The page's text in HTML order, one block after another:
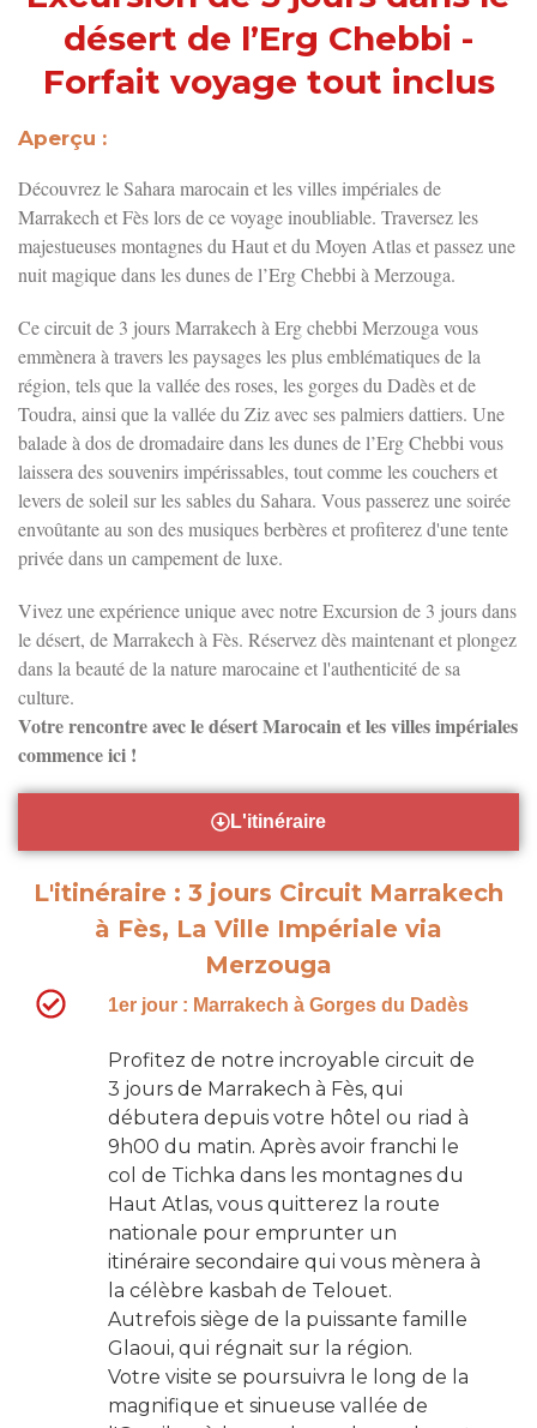
désert de l’Erg Chebbi -
Forfait voyage tout inclus
Aperçu :
Découvrezle Sahara marocain et les villes impériales de
Marrakech et Fèslors de ce voyage inoubliable. Traversez les
majestueuses montagnes du Haut et du Moyen Atlas et passez une
nuit magique dansles dunes de l’Erg Chebbi à Merzouga.
Cecircuit de 3 jours Marrakech à Erg chebbi Merzougavous
emmènera à travers les paysages les plus emblématiques de la
région, tels quela vallée des roses, les gorges du Dadès et de
Toudra, ainsi que la vallée du Ziz avec ses palmiers dattiers. Une
balade à dos de dromadaire dans les dunes de l’Erg Chebbivous
laissera des souvenirs impérissables, tout comme les couchers et
levers de soleil surles sables du Sahara. Vous passerez une soirée
envoûtante au son des musiques berbères et profiterez d'une tente
privée dans uncampement de luxe.
Vivez une expérience unique avec notreExcursion de 3 jours dans
le désert, de Marrakech à Fès. Réservez dès maintenant et plongez
dans la beauté de la nature marocaine et l'authenticité de sa
culture.
Votre rencontre avec le désert Marocain et les villes impériales
commence ici !
L'itinéraire
L'itinéraire : 3 jours Circuit Marrakech
à Fès, La Ville Impériale via
Merzouga
1er jour : Marrakech à Gorges du Dadès
Profitez de notre incroyable circuit de
3 jours de Marrakech à Fès, qui
débutera depuis votre hôtel ou riad à
9h00 du matin. Après avoir franchi le
col de Tichka dans les montagnes du
Haut Atlas, vous quitterez la route
nationale pour emprunter un
itinéraire secondaire qui vous mènera à
la célèbre kasbah de Telouet.
Autrefois siège de la puissante famille
Glaoui, qui régnait sur la région.
Votre visite se poursuivra le long de la
magnifique et sinueuse vallée de